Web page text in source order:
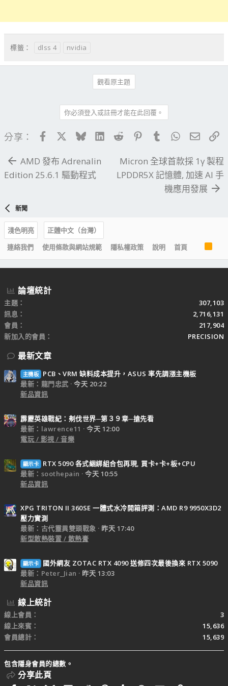
標籤： dlss 4 nvidia
觀看原主題
你必須登入或註冊才能在此回覆。
分享： FacebookBlueskyLinkedIn
Reddit PinterestTumblrWhatsApp
電子
AMD 發布 Adrenalin
Edition 25.6.1 驅動程式
Micron 全球首款採 1γ 製程
LPDDR5X 記憶體, 加速 AI 手
機應用發展
新聞
淺色明亮
正體中文（台灣）
連絡我們
使用條款與網站規範 隱私權政策 說明 首頁
R
S
S
論壇統計
主題
307,103
訊息
2,716,131
會員
217,904
新加入的會員
PRECISION
最新文章
主機板
PCB、VRM 缺料成本提升，ASUS 率先調漲主機板
最新：龍門忠武
今天 20:22
新品資訊
霹靂英雄戰紀：刜伐世界─第３９章─搶先看
最新：lawrence11
今天 12:00
電玩 / 影視 / 音樂
顯示卡
RTX 5090 各式綑綁組合包再現, 買卡+卡+板+CPU
最新：soothepain
今天 10:55
新品資訊
XPG TRITON II 360SE 一體式水冷開箱評測：AMD R9 9950X3D2
壓力實測
最新：古代靈異雙頭戰象
昨天 17:40
新型散熱裝置 / 散熱膏
顯示卡
國外網友 ZOTAC RTX 4090 送修四次最後換來 RTX 5090
最新：Peter_Jian
昨天 13:03
新品資訊
線上統計
線上會員
3
線上來賓
15,636
會員總計
15,639
包含隱身會員的總數。
分享此頁